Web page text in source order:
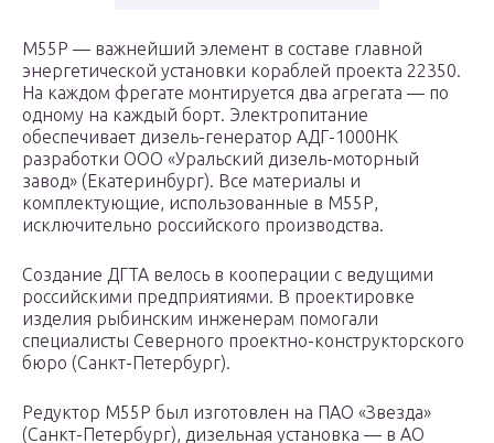
М55Р — важнейший элемент в составе главной
энергетической установки кораблей проекта 22350.
На каждом фрегате монтируется два агрегата — по
одному на каждый борт. Электропитание
обеспечивает дизель-генератор АДГ-1000НК
разработки ООО «Уральский дизель-моторный
завод» (Екатеринбург). Все материалы и
комплектующие, использованные в М55Р,
исключительно российского производства.
Создание ДГТА велось в кооперации с ведущими
российскими предприятиями. В проектировке
изделия рыбинским инженерам помогали
специалисты Северного проектно-конструкторского
бюро (Санкт-Петербург).
Редуктор М55Р был изготовлен на ПАО «Звезда»
(Санкт-Петербург), дизельная установка — в АО